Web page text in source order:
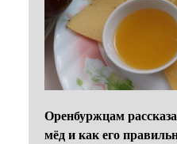
Оренбуржцам
мёд и как его